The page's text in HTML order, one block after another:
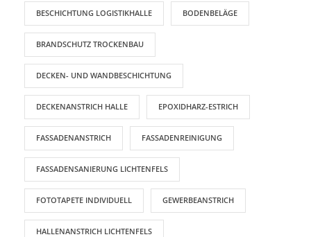
BESCHICHTUNG LOGISTIKHALLE BODENBELÄGE
BRANDSCHUTZ TROCKENBAU
DECKEN- UND WANDBESCHICHTUNG
DECKENANSTRICH HALLE EPOXIDHARZ-ESTRICH
FASSADENANSTRICH FASSADENREINIGUNG
FASSADENSANIERUNG LICHTENFELS
FOTOTAPETE INDIVIDUELL GEWERBEANSTRICH
HALLENANSTRICH LICHTENFELS